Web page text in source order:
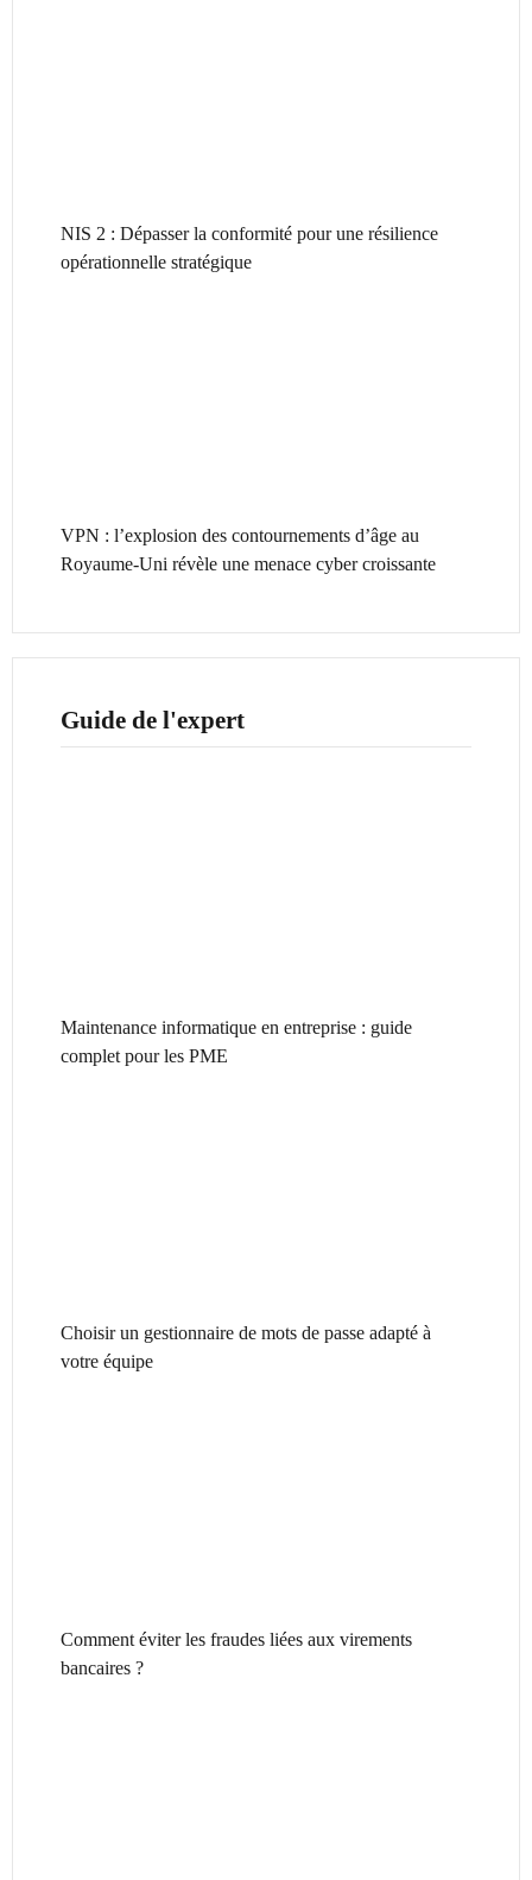
NIS 2 : Dépasser la conformité pour une résilience
opérationnelle stratégique
VPN : l’explosion des contournements d’âge au
Royaume-Uni révèle une menace cyber croissante
Guide de l'expert
Maintenance informatique en entreprise : guide
complet pour les PME
Choisir un gestionnaire de mots de passe adapté à
votre équipe
Comment éviter les fraudes liées aux virements
bancaires ?